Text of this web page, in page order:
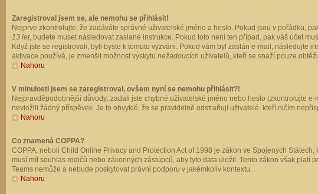
Zaregistroval jsem se, ale nemohu se přihlásit!
Nejprve zkontrolujte, že zadáváte správné uživatelské jméno a heslo. Pokud jsou v pořádku,
13 let, budete muset následovat zaslané instrukce. Pokud toto není ten případ, pak váš účet
Když jste se registrovali, byli byste k tomuto vyzváni. Pokud vám byl zaslán e-mail,
aktivace používá, je zmenšit možnost výskytu nežádoucích uživatelů, kteří se snaží pouze
Nahoru
V minulosti jsem se zaregistroval, ovšem nyní se nemohu přihlásit?!
Nejpravděpodobnější důvody: zadali jste chybné uživatelské jméno nebo heslo (zkontrolujte
nevložili žádný příspěvek. Je to obvyklé, že se pravidelně odstraňují uživatelé, kteří ničím
Nahoru
Co znamená COPPA?
COPPA, neboli Child Online Privacy and Protection Act of 1998 je zákon ve Spojených
musí mít souhlas rodičů nebo zákonných zástupců, aby tyto data uložil. Tento zákon však
Teams nemůže a nebude poskytovat právni podporu v jakémkoliv kontextu.
Nahoru